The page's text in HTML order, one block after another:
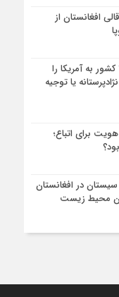
افغانستان از
ترامپ سفر شهروندان ۱۲ کشور به آمریکا را
یا توجیه
برای اتباع؛
سیستان در افغانستان
محیط زیست